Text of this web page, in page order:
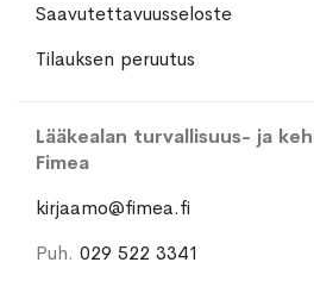
Saavutettavuusseloste
Tilauksen peruutus
Lääkealan turvallisuus- ja
Fimea
kirjaamo@fimea.fi
Puh. 029 522 3341